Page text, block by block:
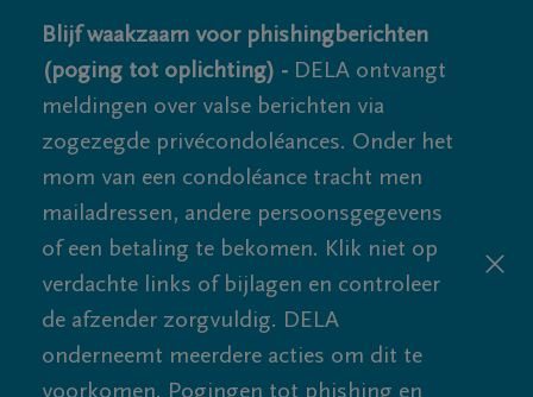
Blijf waakzaam voor phishingberichten
(poging tot oplichting) - DELA ontvangt
meldingen over valse berichten via
zogezegde privécondoléances. Onder het
mom van een condoléance tracht men
mailadressen, andere persoonsgegevens
of een betaling te bekomen. Klik niet op
verdachte links of bijlagen en controleer
de afzender zorgvuldig. DELA
onderneemt meerdere acties om dit te
voorkomen. Pogingen tot phishing en